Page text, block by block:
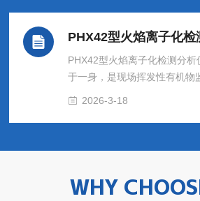
四大新品亮相：重新定义环境
次发布的四款产品覆盖空天地
技术创新推动行业效率跃升
现高空管网、厂界盲区、生...
PHX42型火焰离子化检测分
于一身，是现场挥发性有机物
优良性能的持久发挥，依赖于
每次使用前后。1.使用前检查
外壳是否清洁、完好，屏幕与
2026-3-18
WHY